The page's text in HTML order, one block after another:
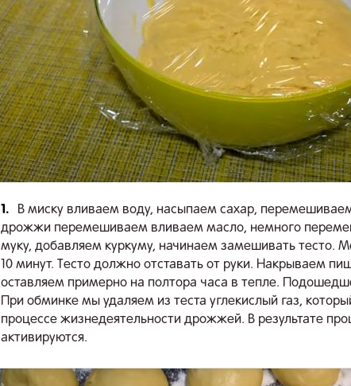
1.
В миску вливаем воду, насыпаем сахар,
дрожжи перемешиваем вливаем масло, немного
муку, добавляем куркуму, начинаем замешивать тесто.
10 минут. Тесто должно отставать от руки. Накрываем
оставляем примерно на полтора часа в тепле.
При обминке мы удаляем из теста углекислый газ,
процессе жизнедеятельности дрожжей. В результате
активируются.